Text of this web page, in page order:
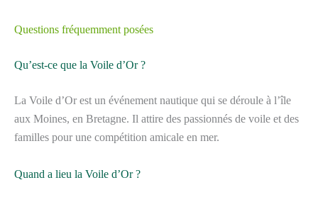
Questions fréquemment posées
Qu’est-ce que la Voile d’Or ?
La Voile d’Or est un événement nautique qui se déroule à l’île
aux Moines, en Bretagne. Il attire des passionnés de voile et des
familles pour une compétition amicale en mer.
Quand a lieu la Voile d’Or ?